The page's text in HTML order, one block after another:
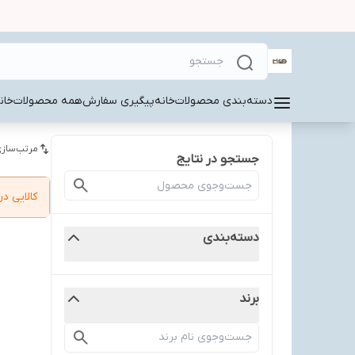
دسته‌بندی محصولاتخانهپیگیری سفارشهمه محصولات
جستجو در نتایج
دسته‌بندی
برند